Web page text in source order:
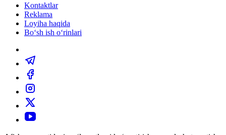
Kontaktlar
Reklama
Loyiha haqida
Bo‘sh ish o‘rinlari